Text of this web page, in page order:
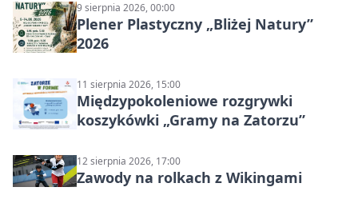
9 sierpnia 2026, 00:00
Plener Plastyczny „Bliżej Natury”
2026
11 sierpnia 2026, 15:00
Międzypokoleniowe rozgrywki
koszykówki „Gramy na Zatorzu”
12 sierpnia 2026, 17:00
Zawody na rolkach z Wikingami